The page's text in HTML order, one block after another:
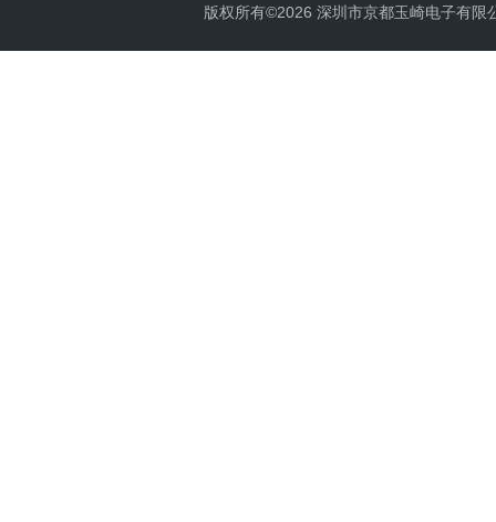
版权所有©2026 深圳市京都玉崎电子有